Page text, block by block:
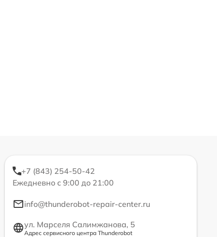
+7 (843) 254-50-42
Ежедневно с 9:00 до 21:00
info@thunderobot-repair-center.ru
ул. Марселя Салимжанова, 5
Адрес сервисного центра Thunderobot